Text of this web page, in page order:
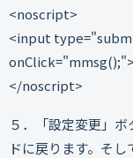
<noscript>
<input
onClick="mmsg();">
</noscript>
５．「設定変更」
ドに戻ります。そし